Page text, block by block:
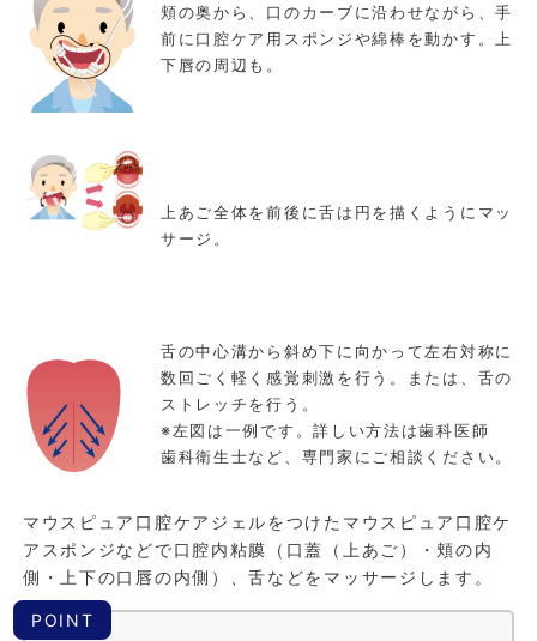
頬の奥から、口のカーブに沿わせながら、手
前に口腔ケア用スポンジや綿棒を動かす。上
下唇の周辺も。
上あご全体を前後に舌は円を描くようにマッ
サージ。
舌の中心溝から斜め下に向かって左右対称に
数回ごく軽く感覚刺激を行う。または、舌の
ストレッチを行う。
※左図は一例です。詳しい方法は歯科医師
歯科衛生士など、専門家にご相談ください。
マウスピュア口腔ケアジェルをつけたマウスピュア口腔ケ
アスポンジなどで口腔内粘膜（口蓋（上あご）・頬の内
側・上下の口唇の内側）、舌などをマッサージします。
POINT